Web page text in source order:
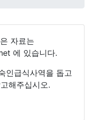
자료는
에 있습니다.
인급식사역을 돕고
해주십시오.